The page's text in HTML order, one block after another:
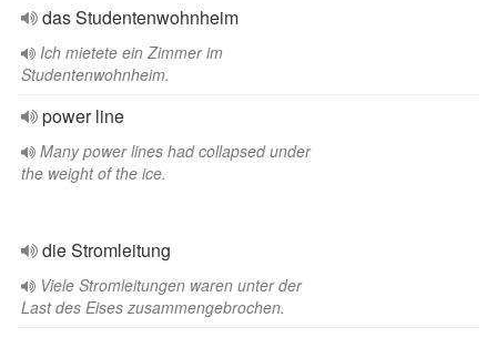
das Studentenwohnheim
Ich mietete ein Zimmer im
Studentenwohnheim.
power line
Many power lines had collapsed under
the weight of the ice.
die Stromleitung
Viele Stromleitungen waren unter der
Last des Eises zusammengebrochen.